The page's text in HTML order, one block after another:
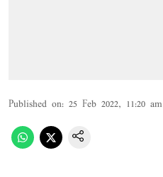
Published on: 25 Feb 2022, 11:20 am